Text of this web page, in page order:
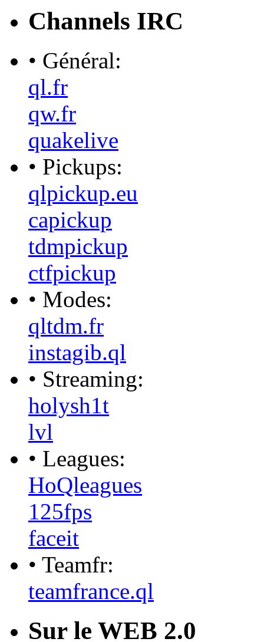
Channels IRC
• Général:
ql.fr
qw.fr
quakelive
• Pickups:
qlpickup.eu
capickup
tdmpickup
ctfpickup
• Modes:
qltdm.fr
instagib.ql
• Streaming:
holysh1t
lvl
• Leagues:
HoQleagues
125fps
faceit
• Teamfr:
teamfrance.ql
Sur le WEB 2.0